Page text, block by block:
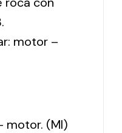
motor –
motor. (MI)